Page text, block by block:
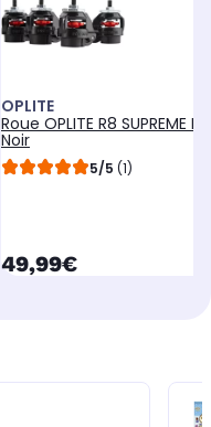
OPLITE
Roue OPLITE R8 SUPREME
Noir
5/5 (1)
currentPrice
49,99€